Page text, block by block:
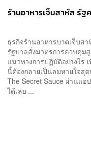
ร้านอาหารเจ็บสาหัส รัฐ
ธุรกิจร้านอาหารบาดเจ็บส
รัฐบาลสั่งมาตรการควบคุม
แนวทางการปฏิบัติอย่างไร
นี้ต้องกลายเป็นลมหายใจ
The Secret Sauce ผ่านแ
ได้เลย ...